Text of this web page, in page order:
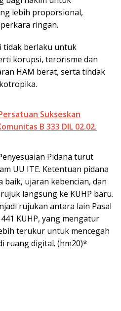
lebih proporsional,
ringan.
tidak berlaku untuk
korupsi, terorisme dan
HAM berat, serta tindak
Sukseskan
B 333 DIL 02.02.
Pidana turut
UU ITE. Ketentuan pidana
baik, ujaran kebencian, dan
langsung ke KUHP baru.
rujukan antara lain Pasal
KUHP, yang mengatur
terukur untuk mencegah
ruang digital. (hm20)*